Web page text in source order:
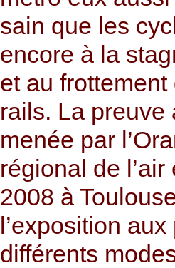
sain que les
encore à la
et au
rails. La preuve
menée par
régional de
2008 à
l’exposition
différents